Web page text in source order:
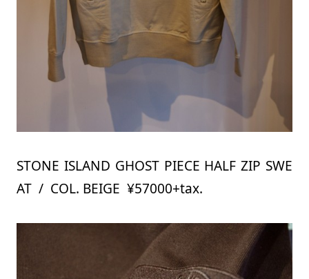
STONE ISLAND GHOST PIECE HALF ZIP SWE
AT / COL. BEIGE ¥57000+tax.